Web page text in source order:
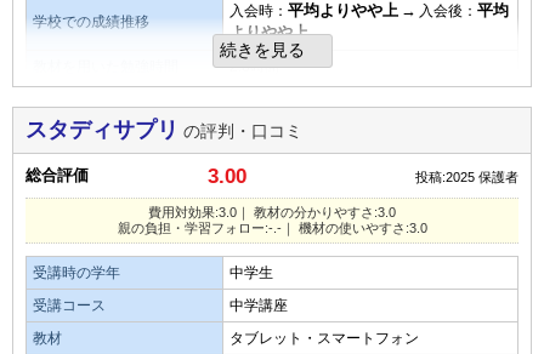
少ない 平均 多い
親の負担・学習フォローの仕組み
サービス側のサポートについて詳細は子供に聞いていないの
で、不明ですが、結果として合格しているので良いサポート
だと思います。
タブレットなど機材の使いやすさ・操作性
タブレットなど機材の操作性については、自分の携帯を利用
していたので良かったのだと思います。
良いところや要望
この通信教育の良いところは、費用が安いということです。
学校での成績推移
入会時： 平均よりやや上 → 入会後： 平均
よりやや上
2.0時間
費用対効果
コスパは良かったと思います。毎月負担にならない安心価格
で分かりやすかったです。
教材・授業動画の質・分かりやすさ
基本をきっちり抑えているので、コツコツ定期的にやること
で基礎学力が上がる
続きを見る
スタディサプリ の評判・口コミ
総合評価 3.00 投稿:2025 保護者
費用対効果:3.0｜ 教材の分かりやすさ:3.0
親の負担・学習フォロー:-.-｜ 機材の使いやすさ:3.0
受講時の学年
中学生
受講コース
中学講座
教材
タブレット・スマートフォン